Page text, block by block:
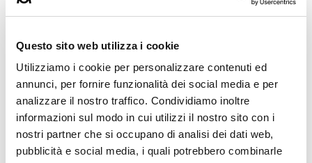
Questo sito web utilizza i cookie
Utilizziamo i cookie per personalizzare contenuti ed
annunci, per fornire funzionalità dei social media e per
analizzare il nostro traffico. Condividiamo inoltre
informazioni sul modo in cui utilizzi il nostro sito con i
nostri partner che si occupano di analisi dei dati web,
pubblicità e social media, i quali potrebbero combinarle
Trainer?
servono per essere Personal Trainer?